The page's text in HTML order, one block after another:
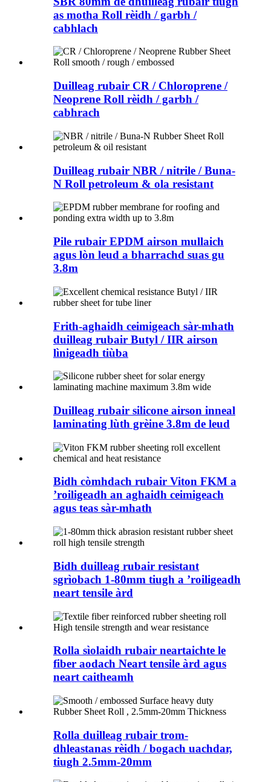
as motha Roll rèidh / garbh /
cabhlach
Duilleag rubair CR / Chloroprene /
Neoprene Roll rèidh / garbh /
cabhrach
Duilleag rubair NBR / nitrile / Buna-
N Roll petroleum & ola resistant
Pile rubair EPDM airson mullaich
agus lòn leud a bharrachd suas gu
3.8m
Frith-aghaidh ceimigeach sàr-mhath
duilleag rubair Butyl / IIR airson
lìnigeadh tiùba
Duilleag rubair silicone airson inneal
laminating lùth grèine 3.8m de leud
Bidh còmhdach rubair Viton FKM a
’roiligeadh an aghaidh ceimigeach
agus teas sàr-mhath
Bidh duilleag rubair resistant
sgrìobach 1-80mm tiugh a ’roiligeadh
neart tensile àrd
Rolla sìolaidh rubair neartaichte le
fiber aodach Neart tensile àrd agus
neart caitheamh
Rolla duilleag rubair trom-
dhleastanas rèidh / bogach uachdar,
tiugh 2.5mm-20mm